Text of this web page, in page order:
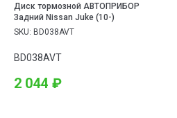
Диск тормозной АВТОПРИБОР
Задний Nissan Juke (10-)
SKU: BD038AVT
BD038AVT
2 044 ₽